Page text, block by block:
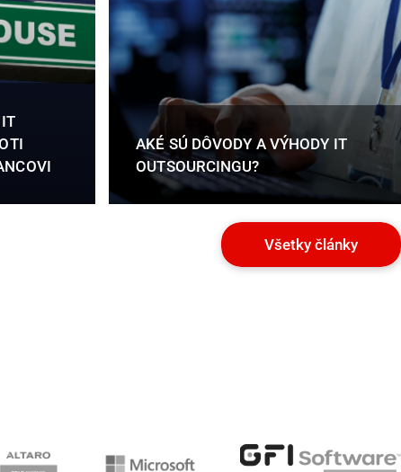
AKÉ SÚ DÔVODY A VÝHODY IT
OUTSOURCINGU?
Všetky články